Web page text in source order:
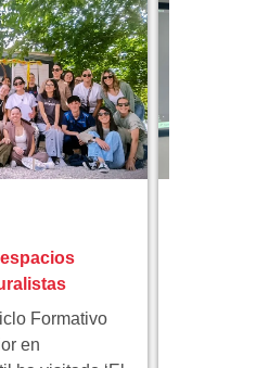
Formativo
en